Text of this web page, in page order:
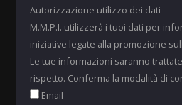
Autorizzazione utilizzo dei dati
M.M.P.I. utilizzerà i tuoi dati per
iniziative legate alla promozione
Le tue informazioni saranno
rispetto. Conferma la modalità di
Email